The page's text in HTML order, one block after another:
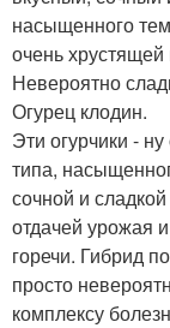
насыщенного
очень
Невероятно
Огурец клодин.
Эти огурчики -
типа,
сочной и
отдачей урожая
горечи. Гибрид
просто
комплексу